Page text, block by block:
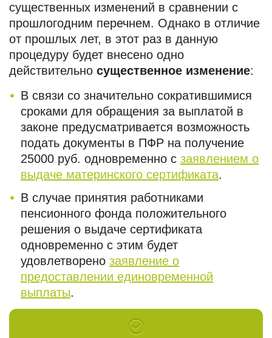
существенных изменений в сравнении с
прошлогодним перечнем. Однако в отличие
от прошлых лет, в этот раз в данную
процедуру будет внесено одно
действительно существенное изменение:
В связи со значительно сократившимися
сроками для обращения за выплатой в
законе предусматривается возможность
подать документы в ПФР на получение
25000 руб. одновременно с заявлением о
выдаче материнского сертификата.
В случае принятия работниками
пенсионного фонда положительного
решения о выдаче сертификата
одновременно с этим будет
удовлетворено заявление о
предоставлении единовременной
выплаты.